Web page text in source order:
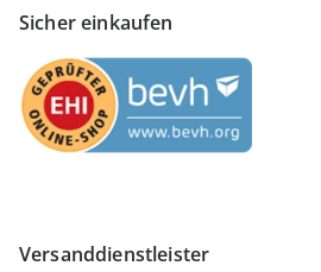
Sicher einkaufen
Versanddienstleister